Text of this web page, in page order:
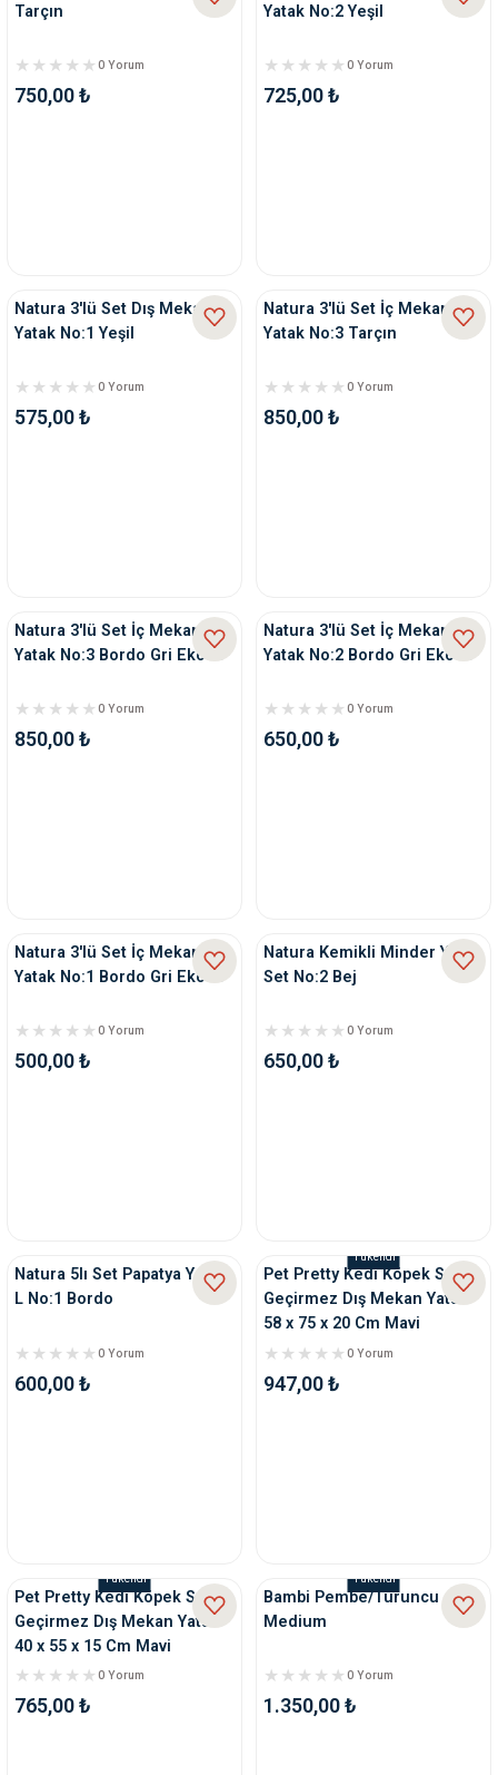
Tarçın
0 Yorum
750,00 ₺
Yatak No:2 Yeşil
0 Yorum
725,00 ₺
Natura 3'lü Set Dış Mekan
Yatak No:1 Yeşil
0 Yorum
575,00 ₺
Natura 3'lü Set İç Mekan
Yatak No:3 Tarçın
0 Yorum
850,00 ₺
Natura 3'lü Set İç Mekan
Yatak No:3 Bordo Gri Ekose
0 Yorum
850,00 ₺
Natura 3'lü Set İç Mekan
Yatak No:2 Bordo Gri Ekose
0 Yorum
650,00 ₺
Natura 3'lü Set İç Mekan
Yatak No:1 Bordo Gri Ekose
0 Yorum
500,00 ₺
Natura Kemikli Minder Yatak
Set No:2 Bej
0 Yorum
650,00 ₺
Natura 5lı Set Papatya Yatak
L No:1 Bordo
0 Yorum
600,00 ₺
Tükendi
Pet Pretty Kedi Köpek Su
Geçirmez Dış Mekan Yatak
58 x 75 x 20 Cm Mavi
0 Yorum
947,00 ₺
Tükendi
Pet Pretty Kedi Köpek Su
Geçirmez Dış Mekan Yatak
40 x 55 x 15 Cm Mavi
0 Yorum
765,00 ₺
Tükendi
Bambi Pembe/Turuncu
Medium
0 Yorum
1.350,00 ₺